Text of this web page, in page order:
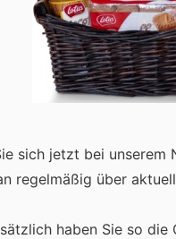
und vielseitig. Heute
ob Sie ein erfahrener
sich jetzt bei unserem
regelmäßig über
haben Sie so die